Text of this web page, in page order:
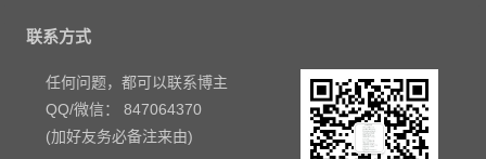
联系方式
任何问题，都可以联系博主
QQ/微信： 847064370
(加好友务必备注来由)